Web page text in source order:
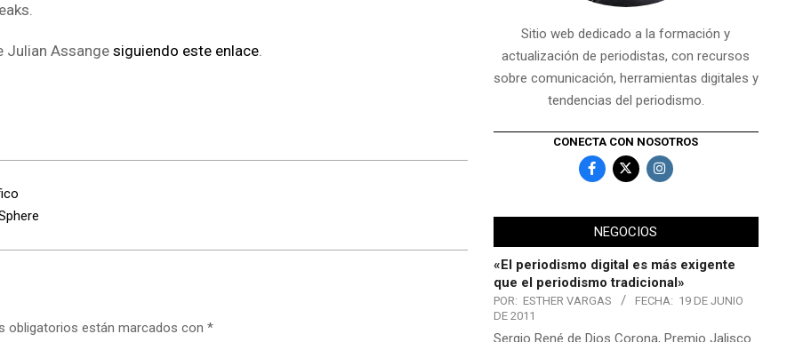
Julian Assange siguiendo este enlace.
obligatorios están marcados con *
Sitio web dedicado a la formación y
actualización de periodistas, con recursos
sobre comunicación, herramientas digitales y
tendencias del periodismo.
CONECTA CON NOSOTROS
NEGOCIOS
«El periodismo digital es más exigente
que el periodismo tradicional»
POR: ESTHER VARGAS FECHA: 19 DE JUNIO
DE 2011
Sergio René de Dios Corona, Premio Jalisco